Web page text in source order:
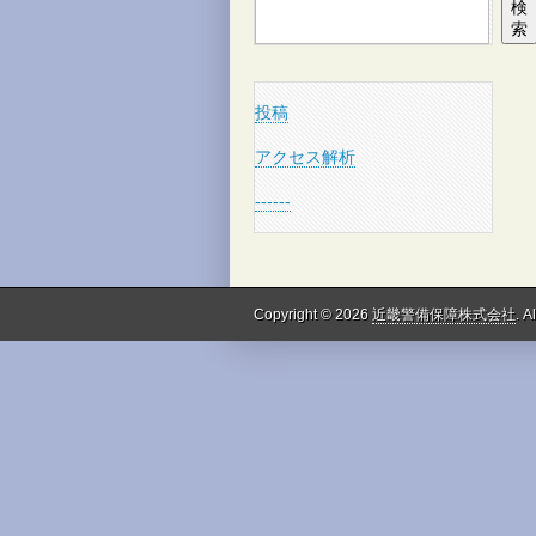
検
索
投稿
アクセス解析
------
Copyright © 2026 近畿警備保障株式会社.